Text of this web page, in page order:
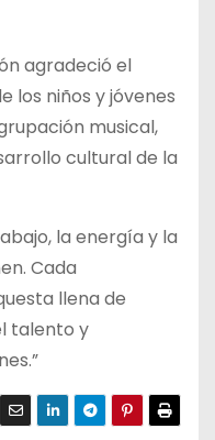
agradeció el
los niños y jóvenes
musical,
cultural de la
la energía y la
Cada
llena de
talento y